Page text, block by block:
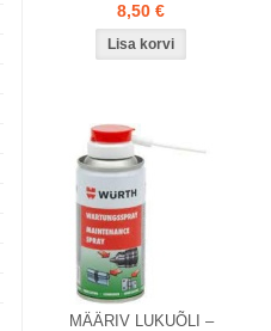
8,50 €
MÄÄRIV LUKUÕLI –